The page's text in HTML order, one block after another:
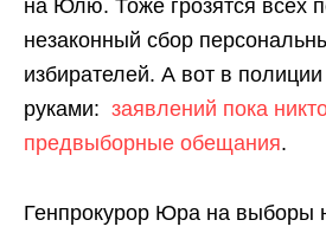
на Юлю. Тоже грозятся всех
незаконный сбор
избирателей. А вот в
руками: заявлений пока
предвыборные обещания.
Генпрокурор Юра на выборы